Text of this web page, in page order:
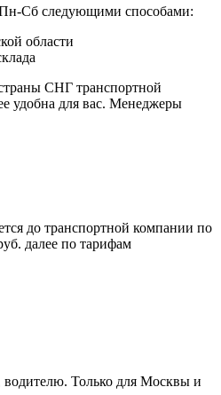
Пн-Сб следующими способами:
области
СНГ транспортной
удобна для вас. Менеджеры
до транспортной компании по
далее по тарифам
водителю. Только для Москвы и